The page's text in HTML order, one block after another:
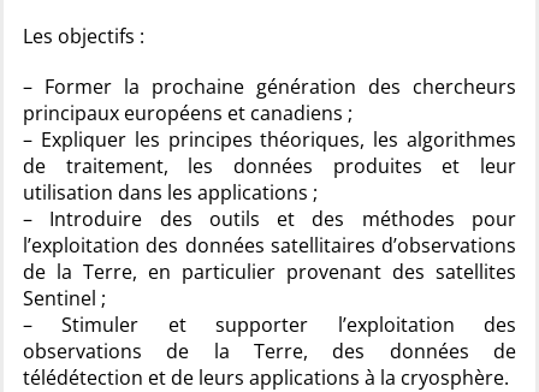
Les objectifs :
– Former la prochaine génération des chercheurs
principaux européens et canadiens ;
– Expliquer les principes théoriques, les algorithmes
de traitement, les données produites et leur
utilisation dans les applications ;
– Introduire des outils et des méthodes pour
l’exploitation des données satellitaires d’observations
de la Terre, en particulier provenant des satellites
Sentinel ;
– Stimuler et supporter l’exploitation des
observations de la Terre, des données de
télédétection et de leurs applications à la cryosphère.